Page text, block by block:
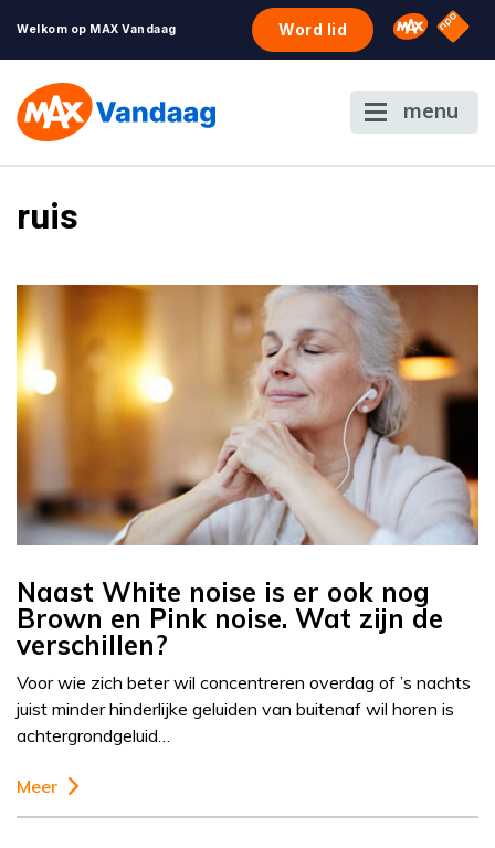
Welkom op MAX Vandaag Word lid Omroep
NPO
menu
ruis
Naast White noise is er ook nog
Brown en Pink noise. Wat zijn de
verschillen?
Voor wie zich beter wil concentreren overdag of ’s nachts
juist minder hinderlijke geluiden van buitenaf wil horen is
achtergrondgeluid…
Meer